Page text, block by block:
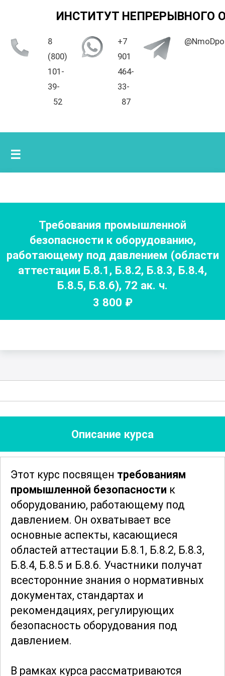
ИНСТИТУТ НЕПРЕРЫВНОГО
8
(800)
101-
39-
52
+7
901
464-
33-
87
☰
Требования промышленной
безопасности к оборудованию,
работающему под давлением (области
аттестации Б.8.1, Б.8.2, Б.8.3, Б.8.4,
Б.8.5, Б.8.6), 72 ак. ч.
3 800 ₽
Описание курса
Этот курс посвящен требованиям
промышленной безопасности к
оборудованию, работающему под
давлением. Он охватывает все
основные аспекты, касающиеся
областей аттестации Б.8.1, Б.8.2, Б.8.3,
Б.8.4, Б.8.5 и Б.8.6. Участники получат
всесторонние знания о нормативных
документах, стандартах и
рекомендациях, регулирующих
безопасность оборудования под
давлением.
В рамках курса рассматриваются